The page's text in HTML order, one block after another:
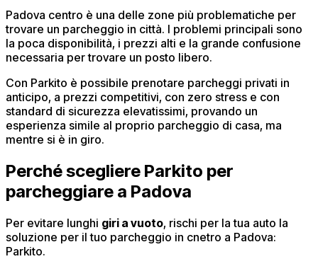
Padova centro è una delle zone più problematiche per
trovare un parcheggio in città. I problemi principali sono
la poca disponibilità, i prezzi alti e la grande confusione
necessaria per trovare un posto libero.
Con Parkito è possibile prenotare parcheggi privati in
anticipo, a prezzi competitivi, con zero stress e con
standard di sicurezza elevatissimi, provando un
esperienza simile al proprio parcheggio di casa, ma
mentre si è in giro.
Perché scegliere Parkito per
parcheggiare a Padova
Per evitare lunghi giri a vuoto, rischi per la tua auto la
soluzione per il tuo parcheggio in cnetro a Padova:
Parkito.